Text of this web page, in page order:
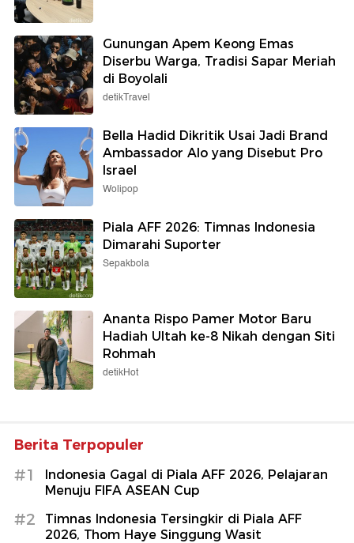
Gunungan Apem Keong Emas
Diserbu Warga, Tradisi Sapar Meriah
di Boyolali
detikTravel
Bella Hadid Dikritik Usai Jadi Brand
Ambassador Alo yang Disebut Pro
Israel
Wolipop
Piala AFF 2026: Timnas Indonesia
Dimarahi Suporter
Sepakbola
Ananta Rispo Pamer Motor Baru
Hadiah Ultah ke-8 Nikah dengan Siti
Rohmah
detikHot
Berita Terpopuler
#1
Indonesia Gagal di Piala AFF 2026, Pelajaran
Menuju FIFA ASEAN Cup
#2
Timnas Indonesia Tersingkir di Piala AFF
2026, Thom Haye Singgung Wasit